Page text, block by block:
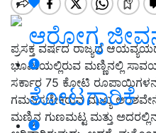
ಆರೋಗ್ಯ
ತೋಟಗಾರಿಕೆ
ಪ್ರಸಕ್ತ ವರ್ಷದ ರಾಜ್ಯದ
ಭೂಮಿಯಲ್ಲಿರುವ ಮಣ್ಣಿನಲ್ಲಿ
ಸರ್ಕಾರ 75 ಕೋಟಿ
ಗಮನಿಸಬೇಕಿರುವ ಮುಖ್ಯ
ಮಣ್ಣಿನ ಗುಣಮಟ್ಟ ಮತ್ತು